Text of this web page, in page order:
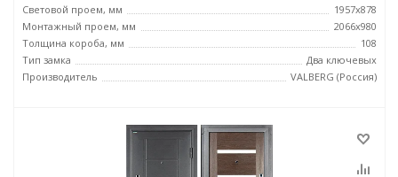
Световой проем, мм
1957x878
Монтажный проем, мм
2066x980
Толщина короба, мм
108
Тип замка
Два ключевых
Производитель
VALBERG (Россия)